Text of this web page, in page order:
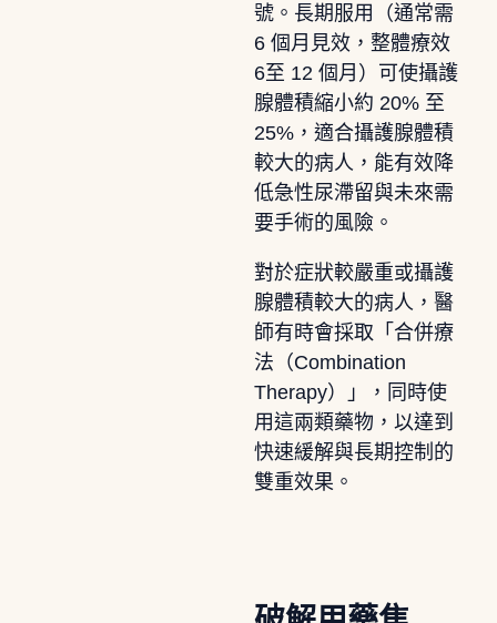
號。長期服用（通常需
6 個月見效，整體療效
6至 12 個月）可使攝護
腺體積縮小約 20% 至
25%，適合攝護腺體積
較大的病人，能有效降
低急性尿滯留與未來需
要手術的風險。
對於症狀較嚴重或攝護
腺體積較大的病人，醫
師有時會採取「合併療
法（Combination
Therapy）」，同時使
用這兩類藥物，以達到
快速緩解與長期控制的
雙重效果。